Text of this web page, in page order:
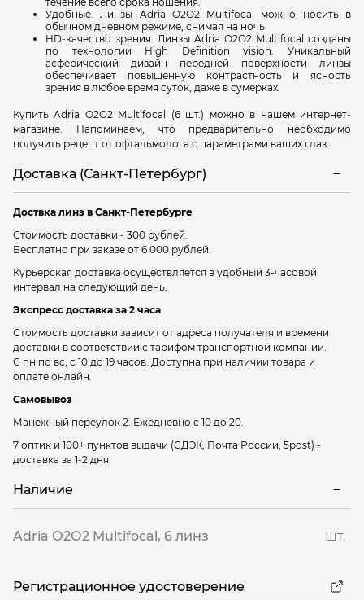
Удобные. Линзы Adria O2O2 Multifocal можно носить в
обычном дневном режиме, снимая на ночь.
HD-качество зрения. Линзы Adria O2O2 Multifocal созданы
по технологии High Definition vision. Уникальный
асферический дизайн передней поверхности линзы
обеспечивает повышенную контрастность и ясность
зрения в любое время суток, даже в сумерках.
КупитьAdria O2O2 Multifocal
(6 шт.) можно в нашем интернет-
магазине. Напоминаем, что предварительно необходимо
получить рецепт от офтальмолога с параметрами ваших глаз.
Доставка (Санкт-Петербург)
Доствка линз в Санкт-Петербурге
Стоимость доставки - 300 рублей.
Бесплатно при заказе от 6 000 рублей.
Курьерская доставка осуществляется в удобный 3-часовой
интервал на следующий день.
Экспресс доставка за 2 часа
Стоимость доставки зависит от адреса получателя и времени
доставки в соответствии с тарифом транспортной компании.
С пн по вс, с 10 до 19 часов. Доступна при наличии товара и
оплате онлайн.
Самовывоз
Манежный переулок 2. Ежедневно с 10 до 20.
7 оптик и 100+ пунктов выдачи (СДЭК, Почта России, 5post) -
доставка за 1-2 дня.
Наличие
Adria О2О2 Multifocal, 6 линз шт.
Регистрационное удостоверение